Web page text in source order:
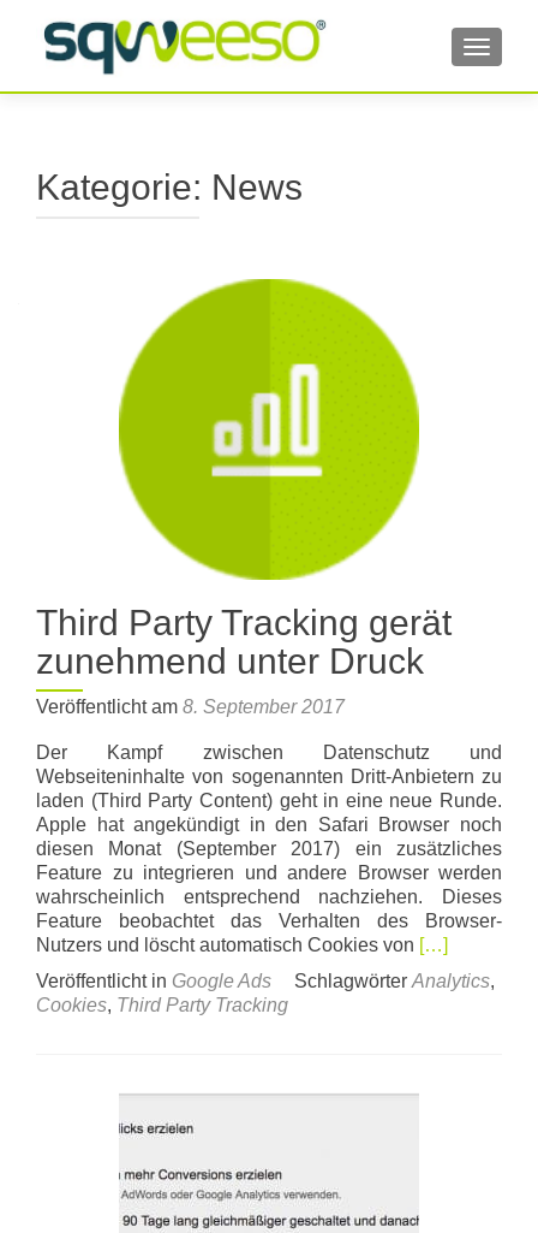
Kategorie: News
Third Party Tracking gerät
zunehmend unter Druck
Veröffentlicht am 8. September 2017
Der Kampf zwischen Datenschutz und
Webseiteninhalte von sogenannten Dritt-Anbietern zu
laden (Third Party Content) geht in eine neue Runde.
Apple hat angekündigt in den Safari Browser noch
diesen Monat (September 2017) ein zusätzliches
Feature zu integrieren und andere Browser werden
wahrscheinlich entsprechend nachziehen. Dieses
Feature beobachtet das Verhalten des Browser-
Nutzers und löscht automatisch Cookies von Read
about
[…]
Veröffentlicht in Google Ads Schlagwörter Analytics,
Cookies, Third Party Tracking
Beitragsnavigation